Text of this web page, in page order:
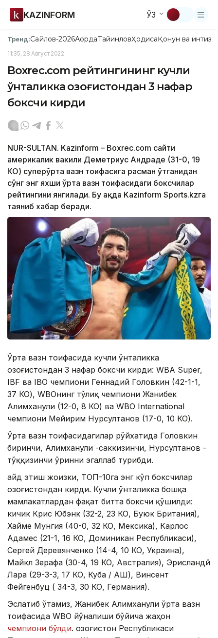
KAZINFORM ЎЗ
Тренд:Сайлов-2026АқордаТайинловҲодисаҚонун ва
11:35, 28 Август 2022
Boxrec.com рейтингининг кучли
ўнталикка Қозоғистондан 3 нафар
боксчи кирди
NUR-SULTAN. Kazinform – Boxrec.com сайти
америкалик вакили Деметриус Андраде (31-0, 19
КО) суперўрта вазн тоифасига расман ўтганидан
сўнг энг яхши ўрта вазн тоифасидаги боксчилар
рейтингини янгилади. Бу ҳақда Kazinform Sports.kzга
таяниб хабар беради.
Ўрта вазн тоифасида кучли ўнталикка
Қозоғистондан 3 нафар боксчи кирди: WBA Super,
IBF ва IBO чемпиони Геннадий Головкин (42-1-1,
37 КО), WBOнинг тўлиқ чемпиони Жанибек
Алимханули (12-0, 8 КО) ва WBO International
чемпиони Мейирим Нурсултанов (17-0, 10 КО).
Ўрта вазн тоифасидагилар рўйхатида Головкин
биринчи, Алимханули -саккизинчи, Нурсултанов -
тўққизинчи ўринни эгаллаб турибди.
Қайд этиш жоизки, ТОП-10га энг кўп боксчилар
Қозоғистондан кирди. Кучли ўнталикка бошқа
мамлакатлардан фақат битта боксчи қўшилди:
кичик Крис Юбэнк (32-2, 23 КО, Буюк Британия),
Хайме Мунгия (40-0, 32 КО, Мексика), Карлос
Адамес (21-1, 16 КО, Доминикан Республикаси),
Сергей Деревянченко (14-4, 10 КО, Украина),
Майкл Зерафа (30-4, 19 КО, Австралия), Эрисландй
Лара (29-3-3, 17 КО, Куба / АҚШ), Винсент
Фейгенбуц ( 34-3, 30 КО, Германия).
Эслатиб ўтамиз, Жанибек Алимханули ўрта вазн
тоифасида WBO йўналиши бўйича жаҳон
чемпиони бўлди. Қозоғистон Республикаси